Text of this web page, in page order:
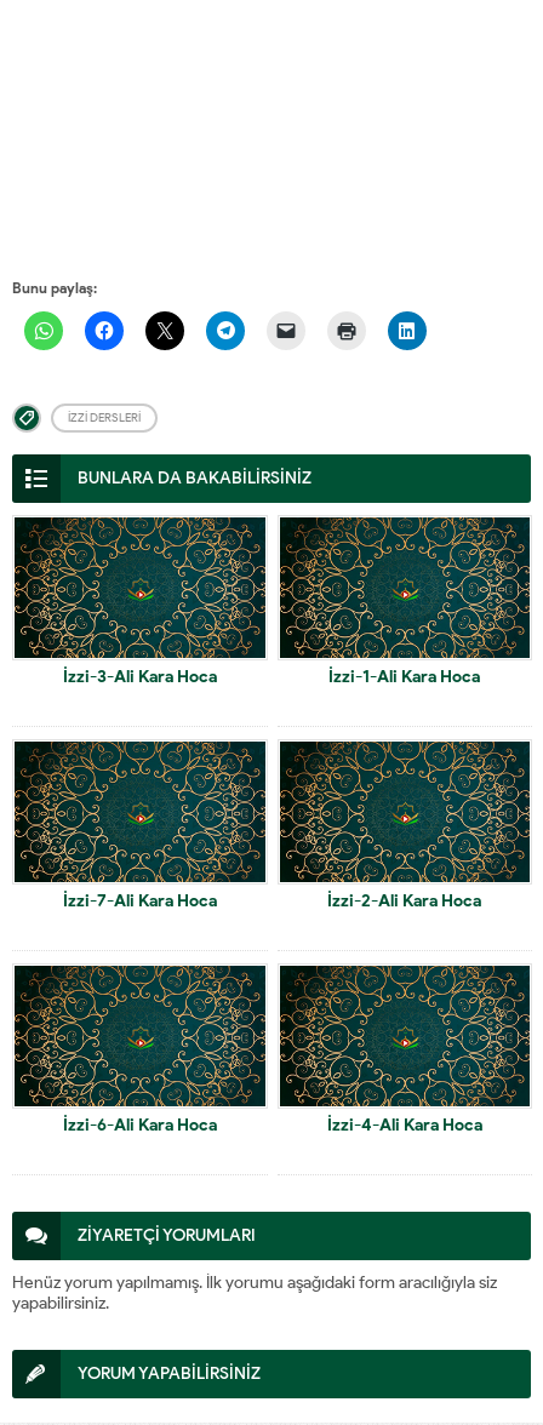
Bunu paylaş:
İZZI DERSLERI
BUNLARA DA BAKABİLİRSİNİZ
İzzi-3-Ali Kara Hoca İzzi-1-Ali Kara Hoca
İzzi-7-Ali Kara Hoca İzzi-2-Ali Kara Hoca
İzzi-6-Ali Kara Hoca İzzi-4-Ali Kara Hoca
ZİYARETÇİ YORUMLARI
Henüz yorum yapılmamış. İlk yorumu aşağıdaki form aracılığıyla siz
yapabilirsiniz.
YORUM YAPABİLİRSİNİZ